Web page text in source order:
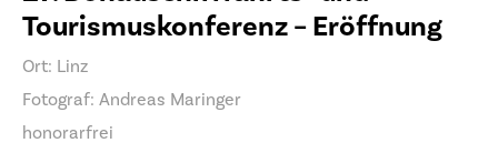
Tourismuskonferenz – Eröffnung
Ort: Linz
Fotograf: Andreas Maringer
honorarfrei